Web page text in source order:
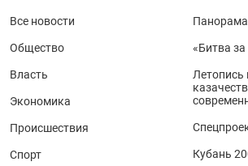
Все новости
Общество
Власть
Экономика
Происшествия
Спорт
Панорама
«Битва
Летопись
Кубань